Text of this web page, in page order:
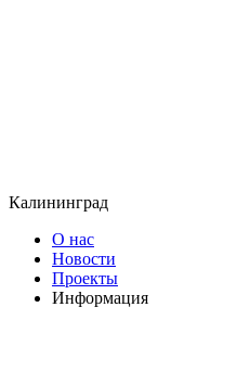
Калининград
О нас
Новости
Проекты
Информация